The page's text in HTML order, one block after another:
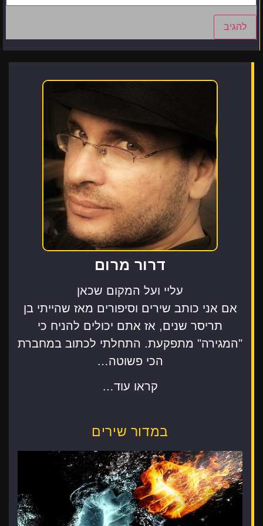
דרור מרום
עליי ועל המקום שכאן
אם אני כותב שירים וסיפורים מאז שהייתי בן
תריסר שנים, אז אתם יכולים להניח כי
"המגירה" מתפקעת. התחלתי לכתוב במחברת
הכי פשוטה…
קראו עוד…
במדור שירים